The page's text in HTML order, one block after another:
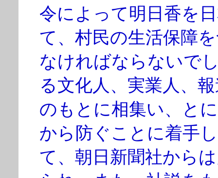
令によって明日香を
て、村民の生活保障
なければならないで
る文化人、実業人、
のもとに相集い、と
から防ぐことに着手
て、朝日新聞社から